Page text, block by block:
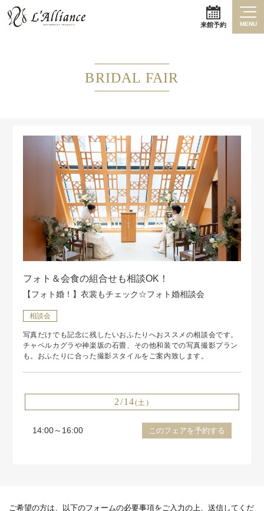
来館予約 MENU
BRIDAL FAIR
フォト＆会食の組合せも相談OK！
【フォト婚！】衣裳もチェック☆フォト婚相談会
相談会
写真だけでも記念に残したいおふたりへおススメの相談会です。
チャペルカグラや神楽坂の石畳、その他和装での写真撮影プラン
も。おふたりに合った撮影スタイルをご案内致します。
2/14(土)
14:00～16:00 このフェアを予約する